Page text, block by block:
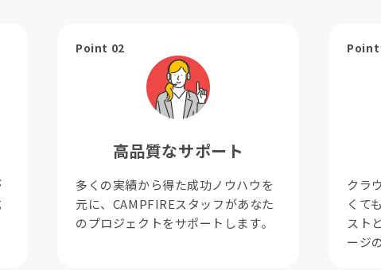
Point 02
高品質なサポート
多くの実績から得た成功ノウハウを
元に、CAMPFIREスタッフがあなた
のプロジェクトをサポートします。
Point
クラ
くて
スト
ージ